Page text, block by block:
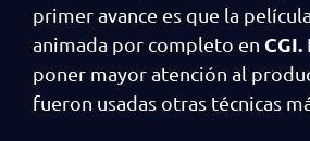
primer avance es que la
animada por completo en CGI.
poner mayor atención al
fueron usadas otras técnicas